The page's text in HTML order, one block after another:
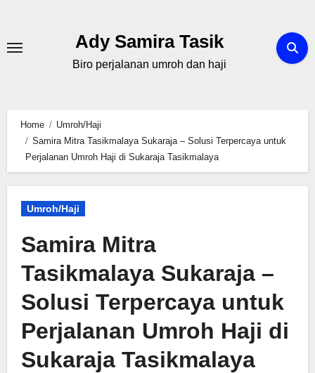
content
Ady Samira Tasik
Biro perjalanan umroh dan haji
Home
Umroh/Haji
Samira Mitra Tasikmalaya Sukaraja – Solusi Terpercaya untuk
Perjalanan Umroh Haji di Sukaraja Tasikmalaya
Umroh/Haji
Samira Mitra
Tasikmalaya Sukaraja –
Solusi Terpercaya untuk
Perjalanan Umroh Haji di
Sukaraja Tasikmalaya